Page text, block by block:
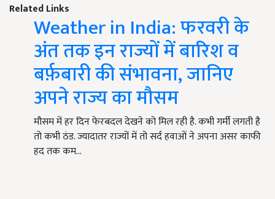
Related Links
Weather in India: फरवरी के
अंत तक इन राज्यों में बारिश व
बर्फ़बारी की संभावना, जानिए
अपने राज्य का मौसम
मौसम में हर दिन फेरबदल देखने को मिल रही है. कभी गर्मी लगती है
तो कभी ठंड. ज्यादातर राज्यों में तो सर्द हवाओं ने अपना असर काफी
हद तक कम…